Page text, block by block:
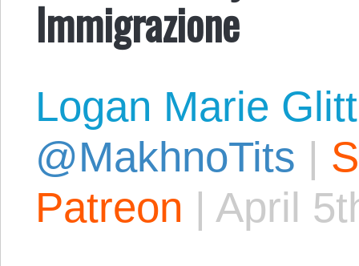
Immigrazione
Logan Marie
@MakhnoTits |
Patreon | April